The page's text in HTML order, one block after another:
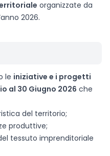
organizzate da
2026.
le iniziative e i progetti
al 30 Giugno 2026 che
del territorio;
produttive;
tessuto imprenditoriale